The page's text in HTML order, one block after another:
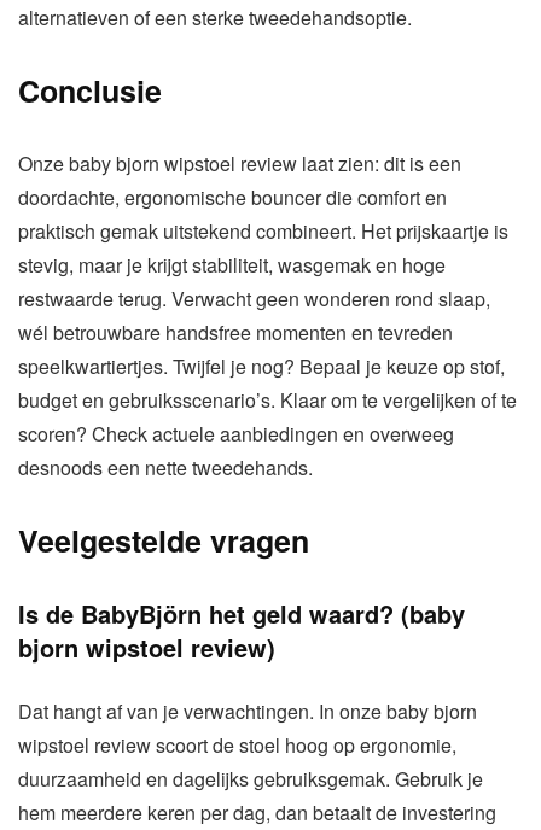
alternatieven of een sterke tweedehandsoptie.
Conclusie
Onze baby bjorn wipstoel review laat zien: dit is een
doordachte, ergonomische bouncer die comfort en
praktisch gemak uitstekend combineert. Het prijskaartje is
stevig, maar je krijgt stabiliteit, wasgemak en hoge
restwaarde terug. Verwacht geen wonderen rond slaap,
wél betrouwbare handsfree momenten en tevreden
speelkwartiertjes. Twijfel je nog? Bepaal je keuze op stof,
budget en gebruiksscenario’s. Klaar om te vergelijken of te
scoren? Check actuele aanbiedingen en overweeg
desnoods een nette tweedehands.
Veelgestelde vragen
Is de BabyBjörn het geld waard? (baby
bjorn wipstoel review)
Dat hangt af van je verwachtingen. In onze baby bjorn
wipstoel review scoort de stoel hoog op ergonomie,
duurzaamheid en dagelijks gebruiksgemak. Gebruik je
hem meerdere keren per dag, dan betaalt de investering